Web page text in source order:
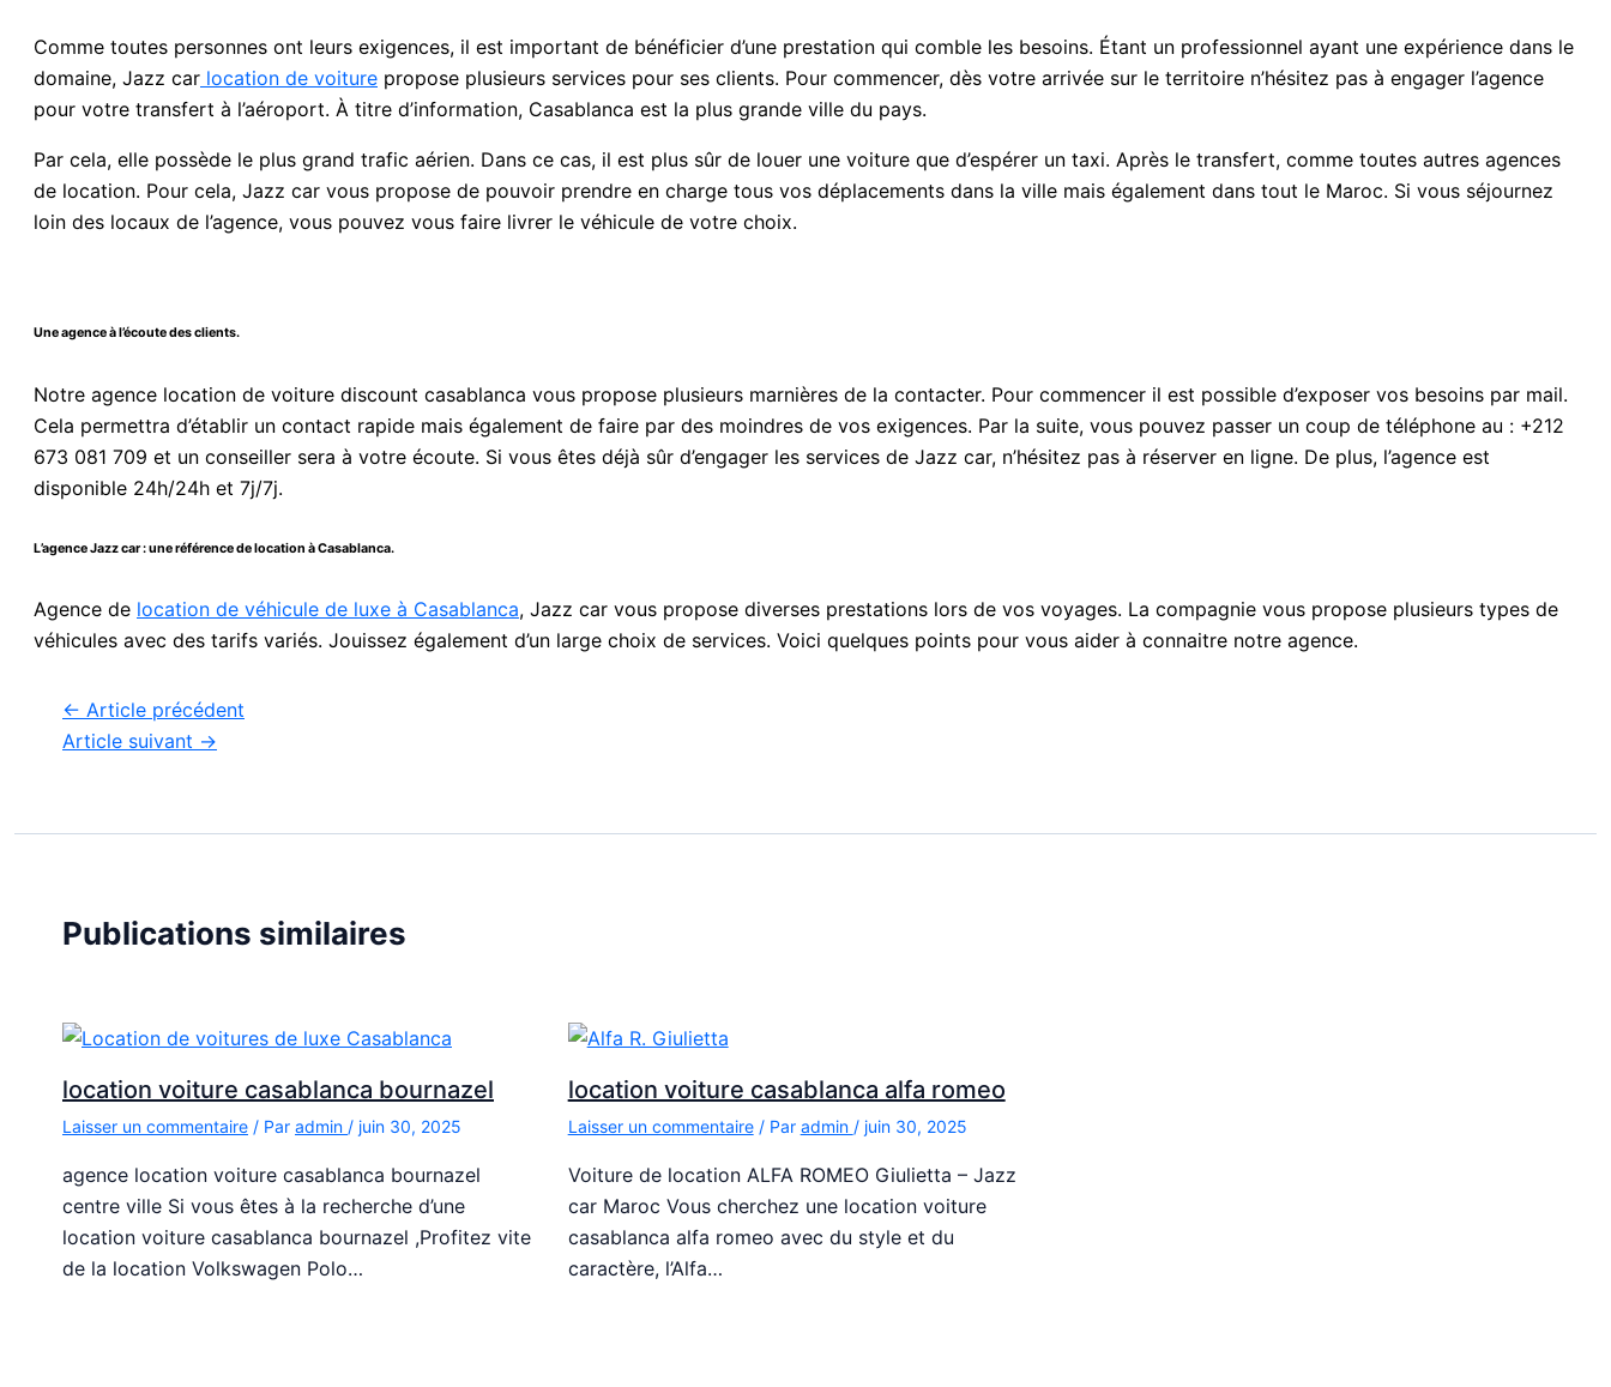
Comme toutes personnes ont leurs exigences, il est important de bénéficier d’une prestation qui comble les besoins. Étant un professionnel ayant une expérience dans le
domaine, Jazz car location de voiture propose plusieurs services pour ses clients. Pour commencer, dès votre arrivée sur le territoire n’hésitez pas à engager l’agence
pour votre transfert à l’aéroport. À titre d’information, Casablanca est la plus grande ville du pays.
Par cela, elle possède le plus grand trafic aérien. Dans ce cas, il est plus sûr de louer une voiture que d’espérer un taxi. Après le transfert, comme toutes autres agences
de location. Pour cela, Jazz car vous propose de pouvoir prendre en charge tous vos déplacements dans la ville mais également dans tout le Maroc. Si vous séjournez
loin des locaux de l’agence, vous pouvez vous faire livrer le véhicule de votre choix.
Une agence à l’écoute des clients.
Notre agence location de voiture discount casablanca vous propose plusieurs marnières de la contacter. Pour commencer il est possible d’exposer vos besoins par mail.
Cela permettra d’établir un contact rapide mais également de faire par des moindres de vos exigences. Par la suite, vous pouvez passer un coup de téléphone au : +212
673 081 709 et un conseiller sera à votre écoute. Si vous êtes déjà sûr d’engager les services de Jazz car, n’hésitez pas à réserver en ligne. De plus, l’agence est
disponible 24h/24h et 7j/7j.
L’agence Jazz car : une référence de location à Casablanca.
Agence de location de véhicule de luxe à Casablanca, Jazz car vous propose diverses prestations lors de vos voyages. La compagnie vous propose plusieurs types de
véhicules avec des tarifs variés. Jouissez également d’un large choix de services. Voici quelques points pour vous aider à connaitre notre agence.
← Article précédent
Article suivant →
Publications similaires
location voiture casablanca bournazel
Laisser un commentaire / Par admin / juin 30, 2025
agence location voiture casablanca bournazel
centre ville Si vous êtes à la recherche d’une
location voiture casablanca bournazel ,Profitez vite
de la location Volkswagen Polo…
location voiture casablanca alfa romeo
Laisser un commentaire / Par admin / juin 30, 2025
Voiture de location ALFA ROMEO Giulietta – Jazz
car Maroc Vous cherchez une location voiture
casablanca alfa romeo avec du style et du
caractère, l’Alfa…